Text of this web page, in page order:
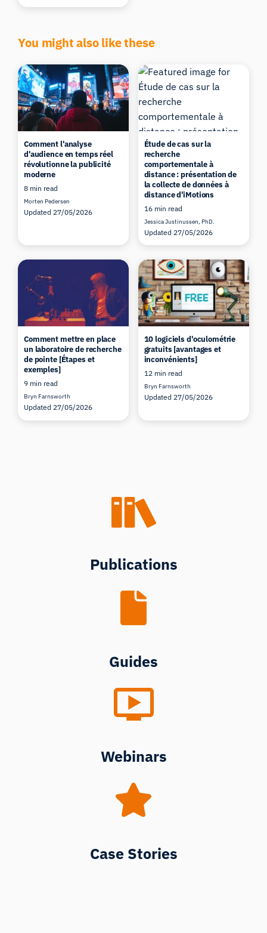
You might also like these
Comment l'analyse
d'audience en temps réel
révolutionne la publicité
moderne
8 min read
Morten Pedersen
Updated 27/05/2026
Étude de cas sur la
recherche
comportementale à
distance : présentation de
la collecte de données à
distance d'iMotions
16 min read
Jessica Justinussen, PhD.
Updated 27/05/2026
Comment mettre en place
un laboratoire de recherche
de pointe [Étapes et
exemples]
9 min read
Bryn Farnsworth
Updated 27/05/2026
10 logiciels d'oculométrie
gratuits [avantages et
inconvénients]
12 min read
Bryn Farnsworth
Updated 27/05/2026
Publications
Guides
Webinars
Case Stories